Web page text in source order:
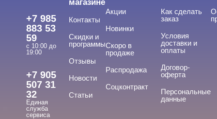
Cвернуть
База
+7 985
883 53
59
с 10:00 до
19:00
+7 905
507 31
32
Единая
служба
сервиса
магазине
Контакты
Скидки и
программы
Отзывы
Новости
Статьи
Акции
Новинки
Скоро в
продаже
Распродажа
Соцконтракт
Как сделать
заказ
Условия
доставки и
оплаты
Договор-
оферта
Персональные
данные